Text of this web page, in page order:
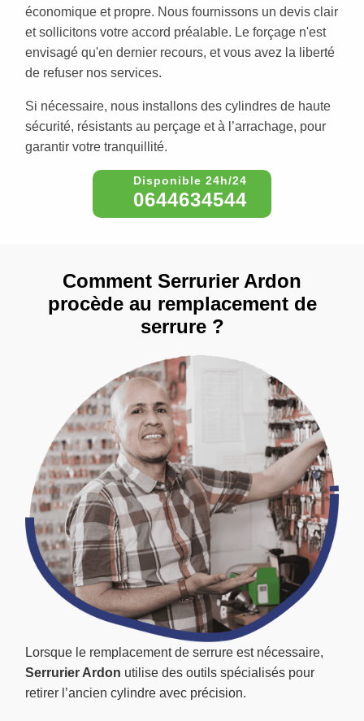
économique et propre. Nous fournissons un devis clair
et sollicitons votre accord préalable. Le forçage n'est
envisagé qu'en dernier recours, et vous avez la liberté
de refuser nos services.
Si nécessaire, nous installons des cylindres de haute
sécurité, résistants au perçage et à l’arrachage, pour
garantir votre tranquillité.
0644634544
Lorsque le remplacement de serrure est nécessaire,
Serrurier Ardon utilise des outils spécialisés pour
retirer l’ancien cylindre avec précision.
Comment Serrurier Ardon
procède au remplacement de
serrure ?